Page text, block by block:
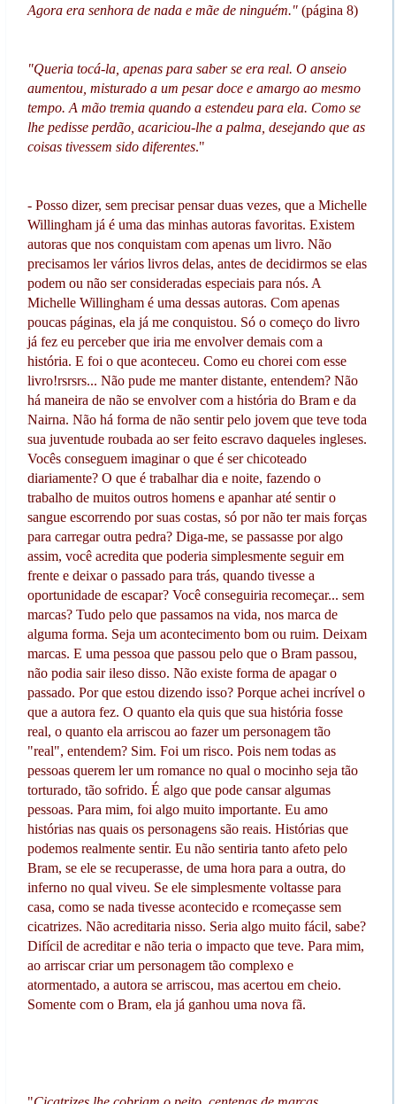
Agora era senhora de nada e mãe de ninguém." (página 8)
"Queria tocá-la, apenas para saber se era real. O anseio
aumentou, misturado a um pesar doce e amargo ao mesmo
tempo. A mão tremia quando a estendeu para ela. Como se
lhe pedisse perdão, acariciou-lhe a palma, desejando que as
coisas tivessem sido diferentes."
- Posso dizer, sem precisar pensar duas vezes, que a Michelle
Willingham já é uma das minhas autoras favoritas. Existem
autoras que nos conquistam com apenas um livro. Não
precisamos ler vários livros delas, antes de decidirmos se elas
podem ou não ser consideradas especiais para nós. A
Michelle Willingham é uma dessas autoras. Com apenas
poucas páginas, ela já me conquistou. Só o começo do livro
já fez eu perceber que iria me envolver demais com a
história. E foi o que aconteceu. Como eu chorei com esse
livro!rsrsrs... Não pude me manter distante, entendem? Não
há maneira de não se envolver com a história do Bram e da
Nairna. Não há forma de não sentir pelo jovem que teve toda
sua juventude roubada ao ser feito escravo daqueles ingleses.
Vocês conseguem imaginar o que é ser chicoteado
diariamente? O que é trabalhar dia e noite, fazendo o
trabalho de muitos outros homens e apanhar até sentir o
sangue escorrendo por suas costas, só por não ter mais forças
para carregar outra pedra? Diga-me, se passasse por algo
assim, você acredita que poderia simplesmente seguir em
frente e deixar o passado para trás, quando tivesse a
oportunidade de escapar? Você conseguiria recomeçar... sem
marcas? Tudo pelo que passamos na vida, nos marca de
alguma forma. Seja um acontecimento bom ou ruim. Deixam
marcas. E uma pessoa que passou pelo que o Bram passou,
não podia sair ileso disso. Não existe forma de apagar o
passado. Por que estou dizendo isso? Porque achei incrível o
que a autora fez. O quanto ela quis que sua história fosse
real, o quanto ela arriscou ao fazer um personagem tão
"real", entendem? Sim. Foi um risco. Pois nem todas as
pessoas querem ler um romance no qual o mocinho seja tão
torturado, tão sofrido. É algo que pode cansar algumas
pessoas. Para mim, foi algo muito importante. Eu amo
histórias nas quais os personagens são reais. Histórias que
podemos realmente sentir. Eu não sentiria tanto afeto pelo
Bram, se ele se recuperasse, de uma hora para a outra, do
inferno no qual viveu. Se ele simplesmente voltasse para
casa, como se nada tivesse acontecido e rcomeçasse sem
cicatrizes. Não acreditaria nisso. Seria algo muito fácil, sabe?
Difícil de acreditar e não teria o impacto que teve. Para mim,
ao arriscar criar um personagem tão complexo e
atormentado, a autora se arriscou, mas acertou em cheio.
Somente com o Bram, ela já ganhou uma nova fã.